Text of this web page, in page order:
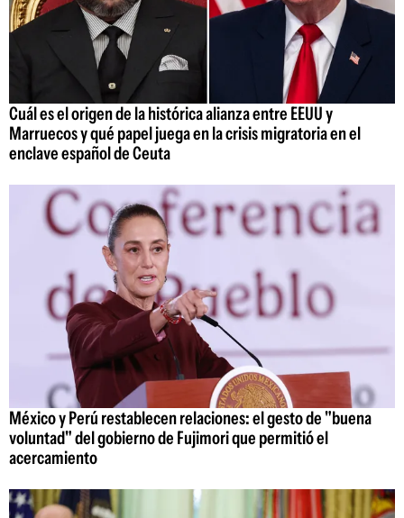
Cuál es el origen de la histórica alianza entre EEUU y
Marruecos y qué papel juega en la crisis migratoria en el
enclave español de Ceuta
México y Perú restablecen relaciones: el gesto de "buena
voluntad" del gobierno de Fujimori que permitió el
acercamiento